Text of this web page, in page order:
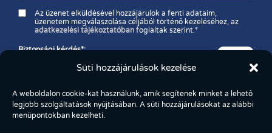
Süti hozzájárulások kezelése
A weboldalon cookie-kat használunk, amik segítenek minket a lehető
legjobb szolgáltatások nyújtásában. A süti hozzájárulásokat az alábbi
menüpontokban kezelheti.
Az üzenet elküldésével hozzájárulok a fenti adataim,
üzenetem megválaszolása céljából történő kezeléséhez, az
adatkezelési tájékoztatóbanfoglaltak szerint.*
Biztonsági kérdés*: